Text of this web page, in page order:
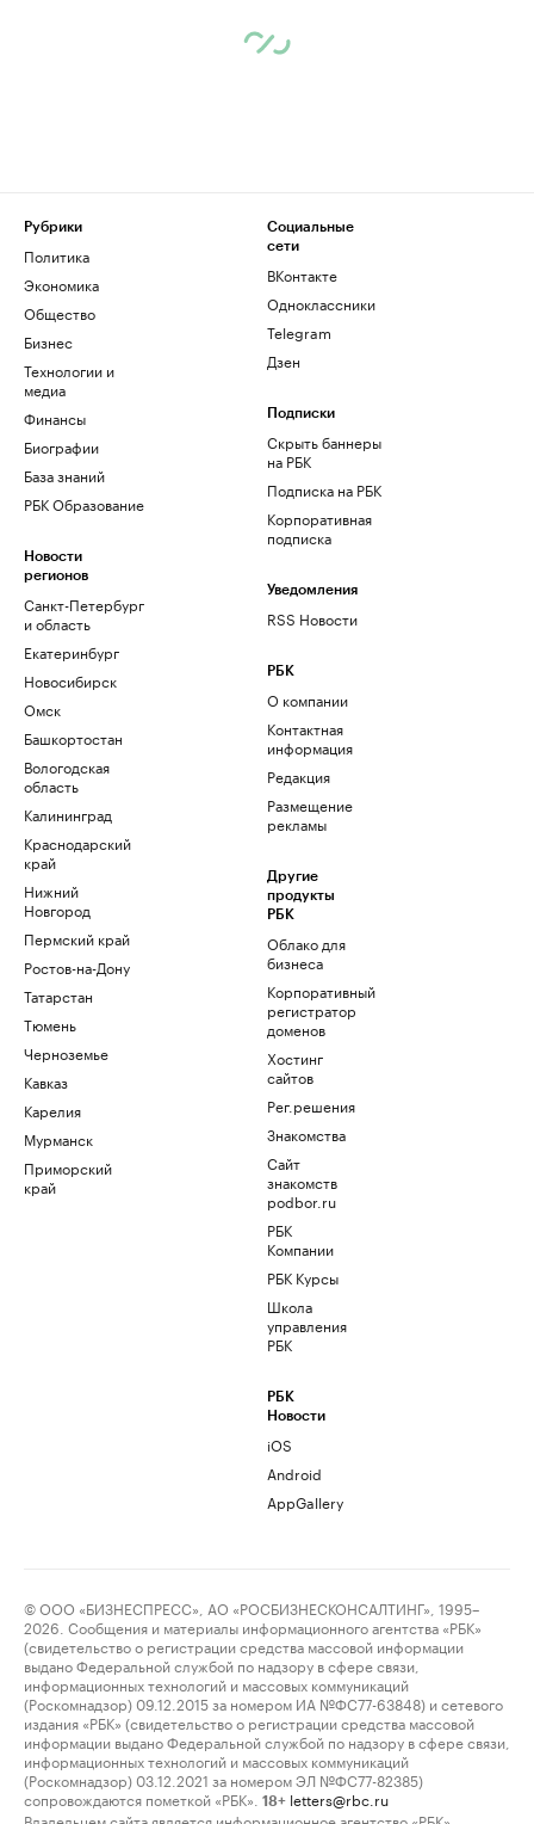
Рубрики
Политика
Экономика
Общество
Бизнес
Технологии и
медиа
Финансы
Биографии
База знаний
РБК Образование
Новости
регионов
Санкт-Петербург
и область
Екатеринбург
Новосибирск
Омск
Башкортостан
Вологодская
область
Калининград
Краснодарский
край
Нижний
Новгород
Пермский край
Ростов-на-Дону
Татарстан
Тюмень
Черноземье
Кавказ
Карелия
Мурманск
Приморский
край
Социальные
сети
ВКонтакте
Одноклассники
Telegram
Дзен
Подписки
Скрыть баннеры
на РБК
Подписка на РБК
Корпоративная
подписка
Уведомления
RSS Новости
РБК
О компании
Контактная
информация
Редакция
Размещение
рекламы
Другие
продукты
РБК
Облако для
бизнеса
Корпоративный
регистратор
доменов
Хостинг
сайтов
Рег.решения
Знакомства
Сайт
знакомств
podbor.ru
РБК
Компании
РБК Курсы
Школа
управления
РБК
РБК
Новости
iOS
Android
AppGallery
© ООО «БИЗНЕСПРЕСС», АО «РОСБИЗНЕСКОНСАЛТИНГ», 1995–
2026. Сообщения и материалы информационного агентства «РБК»
(свидетельство о регистрации средства массовой информации
выдано Федеральной службой по надзору в сфере связи,
информационных технологий и массовых коммуникаций
(Роскомнадзор) 09.12.2015 за номером ИА №ФС77-63848) и сетевого
издания «РБК» (свидетельство о регистрации средства массовой
информации выдано Федеральной службой по надзору в сфере связи,
информационных технологий и массовых коммуникаций
(Роскомнадзор) 03.12.2021 за номером ЭЛ №ФС77-82385)
сопровождаются пометкой «РБК».
18+ letters@rbc.ru